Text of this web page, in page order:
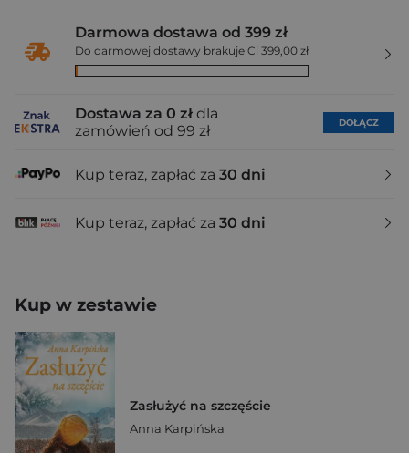
Darmowa dostawa od 399 zł
Do darmowej dostawy brakuje Ci 399,00 zł
Dostawa za 0 zł dla
zamówień od 99 zł
DOŁĄCZ
Kup teraz, zapłać za 30 dni
Kup teraz, zapłać za 30 dni
Kup w zestawie
Zasłużyć na szczęście
Anna Karpińska